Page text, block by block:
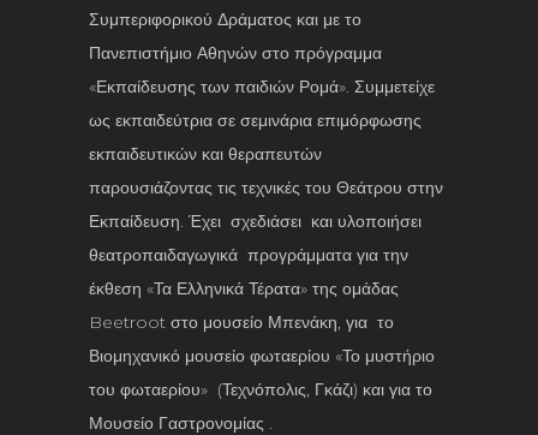
Συμπεριφορικού Δράματος και με το
Πανεπιστήμιο Αθηνών στο πρόγραμμα
«Εκπαίδευσης των παιδιών Ρομά». Συμμετείχε
ως εκπαιδεύτρια σε σεμινάρια επιμόρφωσης
εκπαιδευτικών και θεραπευτών
παρουσιάζοντας τις τεχνικές του Θεάτρου στην
Εκπαίδευση. Έχει σχεδιάσει και υλοποιήσει
θεατροπαιδαγωγικά προγράμματα για την
έκθεση «Τα Ελληνικά Τέρατα» της ομάδας
Beetroot στο μουσείο Μπενάκη, για το
Βιομηχανικό μουσείο φωταερίου «Το μυστήριο
του φωταερίου» (Τεχνόπολις, Γκάζι) και για το
Μουσείο Γαστρονομίας .